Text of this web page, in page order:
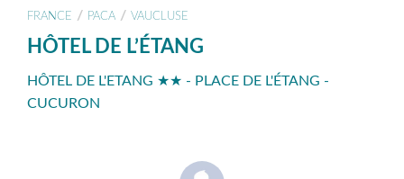
FRANCE / PACA / VAUCLUSE
HÔTEL DE L’ÉTANG
HÔTEL DE L'ETANG ★★ - PLACE DE L'ÉTANG -
CUCURON